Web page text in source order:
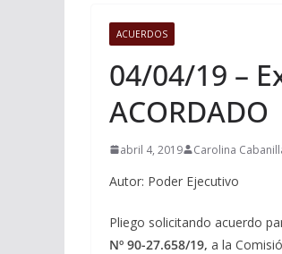
ACUERDOS
04/04/19 –
ACORDADO
abril 4, 2019 Carolina
Autor: Poder Ejecutivo
Pliego solicitando acuerdo
Nº 90-27.658/19, a la